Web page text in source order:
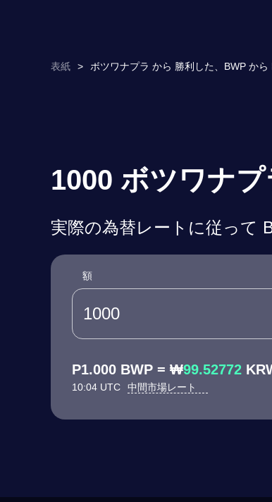
表紙 > ボツワナプラ から 勝利した、BWP か
1000 ボツワナ
実際の為替レートに従って
額
P1.000 BWP = ₩99.52772
10:04 UTC 中間市場レート